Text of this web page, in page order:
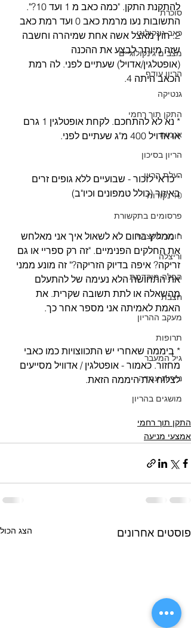
סוכרת
כאב גינקולוגי
מצבים גינקולוגיים
הריון עודף
גנטיקה
התקן תוך רחמי
אנמיה
הריון בסיכון
רעלת הריון
10 נקודות
פרסומים בתקשורת
חומר מקצועי
וריצלה
הפלה מוקדמת
חצבת
מעקב ההריון
תרופות
גיל המעבר
ניירות עמדה
מושגים בהריון
להתקנת התקן. "כמה כאב מ 1 ועד 10?".
התשובות נעו מרמת כאב 0 ועד רמת כאב
2. חוץ מאצל אשה אחת שמיהרה וחשבה
שזה מיותר לבצע את ההכנה
(אופטלגין/אדויל) שעתיים לפני. לה רמת
הכאב היתה 4.
* נא לא להתחכם. לקחת אופטלגין 1 גרם
או אדויל 400 מ"ג שעתיים לפני.
* כדאי לזכור - שבועיים ללא גופים זרים
באיזור (כולל טמפונים וכיו"ב)
* ממליץ בחום לא לשאול איך אני מאלחש
את החלקים הפנימיים. "זה רק ספריי או גם
זריקה? איפה בדיוק הזריקה?" זה מונע ממני
את התחושה הלא נעימה של להתעלם
מהשאלה או לתת תשובה שקרית. את
האמת לאמיתה אני מספר אחר כך.
* ביממה שאחרי יש התכווצויות כמו כאבי
מחזור. כאמור - אופטלגין / אדוויל מסייעים
לצלוח את היממה הזאת.
התקן תוך רחמי
אמצעי מניעה
פוסטים אחרונים הצג הכול